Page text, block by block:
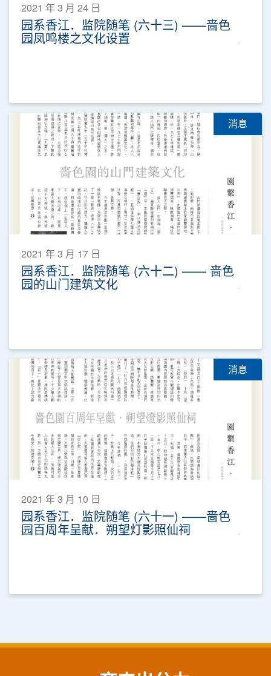
2021 年 3 月 24 日
园系香江．监院随笔 (六十三) ——啬色
园凤鸣楼之文化设置
消息
2021 年 3 月 17 日
园系香江．监院随笔 (六十二) —— 啬色
园的山门建筑文化
消息
2021 年 3 月 10 日
园系香江．监院随笔 (六十一) ——啬色
园百周年呈献．朔望灯影照仙祠